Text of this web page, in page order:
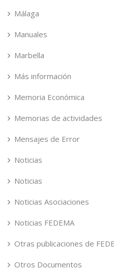
Málaga
Manuales
Marbella
Más información
Memoria Económica
Memorias de actividades
Mensajes de Error
Noticias
Noticias
Noticias Asociaciones
Noticias FEDEMA
Otras publicaciones de
Otros Documentos